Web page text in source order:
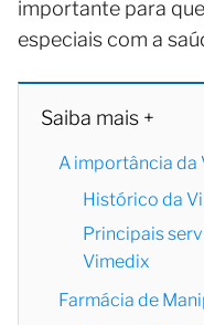
importante para
especiais com a
Saiba mais +
A importância da
Histórico da
Principais
Vimedix
Farmácia de